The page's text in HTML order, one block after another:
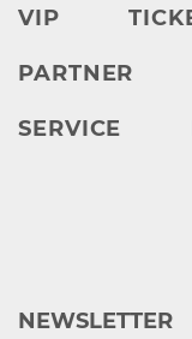
VIP
PARTNER
SERVICE
NEWSLETTER